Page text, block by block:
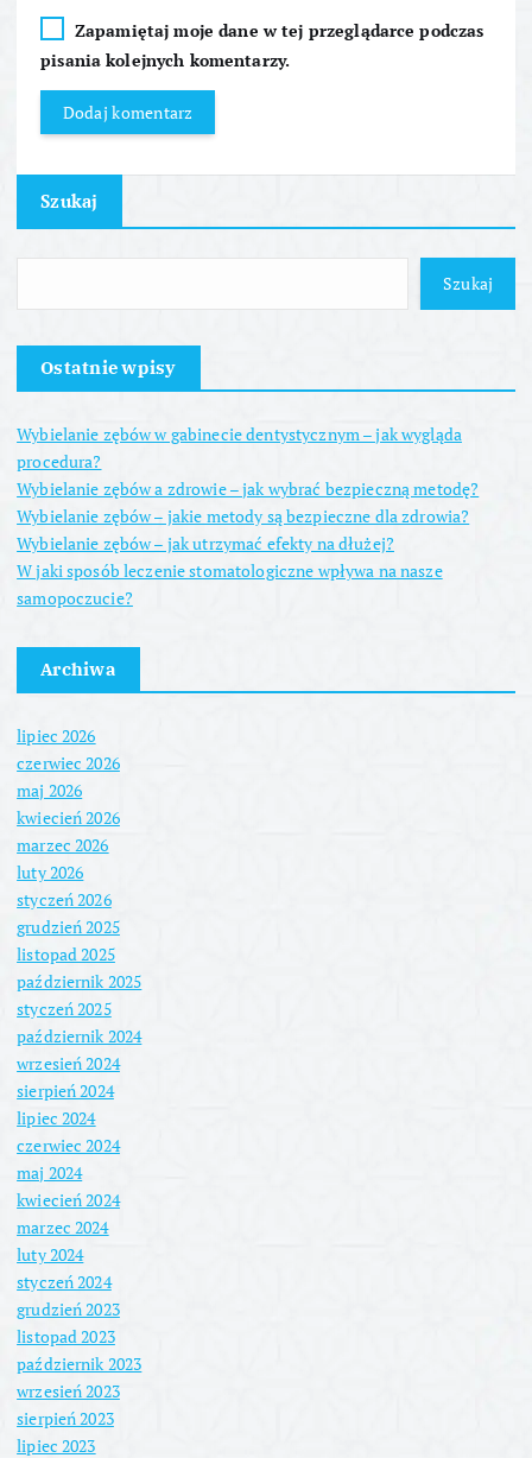
Zapamiętaj moje dane w tej przeglądarce podczas
pisania kolejnych komentarzy.
Szukaj
Szukaj
Ostatnie wpisy
Wybielanie zębów w gabinecie dentystycznym – jak wygląda
procedura?
Wybielanie zębów a zdrowie – jak wybrać bezpieczną metodę?
Wybielanie zębów – jakie metody są bezpieczne dla zdrowia?
Wybielanie zębów – jak utrzymać efekty na dłużej?
W jaki sposób leczenie stomatologiczne wpływa na nasze
samopoczucie?
Archiwa
lipiec 2026
czerwiec 2026
maj 2026
kwiecień 2026
marzec 2026
luty 2026
styczeń 2026
grudzień 2025
listopad 2025
październik 2025
styczeń 2025
październik 2024
wrzesień 2024
sierpień 2024
lipiec 2024
czerwiec 2024
maj 2024
kwiecień 2024
marzec 2024
luty 2024
styczeń 2024
grudzień 2023
listopad 2023
październik 2023
wrzesień 2023
sierpień 2023
lipiec 2023